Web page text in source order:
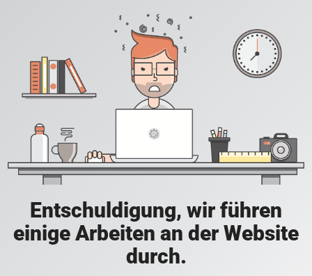
Entschuldigung, wir führen
einige Arbeiten an der Website
durch.